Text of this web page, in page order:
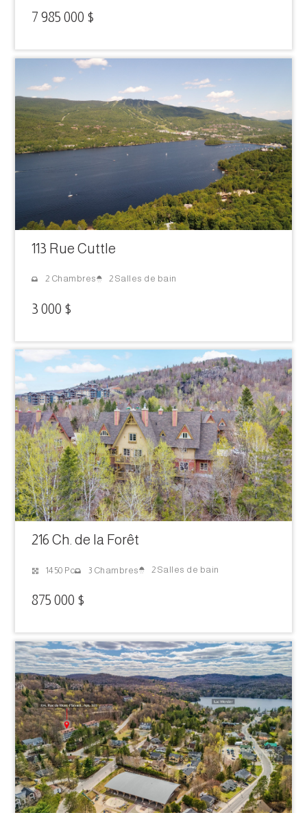
7 985 000 $
113 Rue Cuttle
2 Chambres 2 Salles de bain
3 000 $
216 Ch. de la Forêt
1450 Pc 3 Chambres 2 Salles de bain
875 000 $